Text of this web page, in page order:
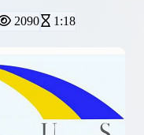
2090 1:18